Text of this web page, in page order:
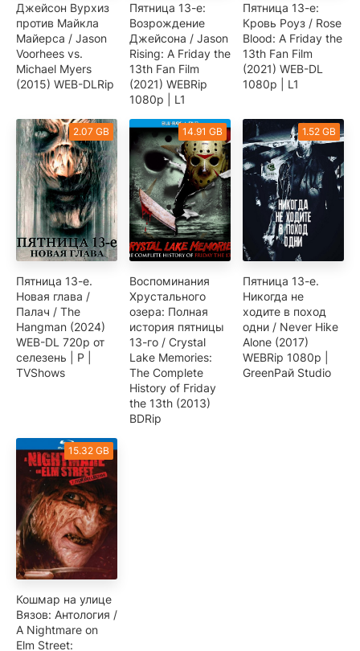
Джейсон Вурхиз
против Майкла
Майерса / Jason
Voorhees vs.
Michael Myers
(2015) WEB-DLRip
Пятница 13-е:
Возрождение
Джейсона / Jason
Rising: A Friday the
13th Fan Film
(2021) WEBRip
1080p | L1
Пятница 13-е:
Кровь Роуз / Rose
Blood: A Friday the
13th Fan Film
(2021) WEB-DL
1080p | L1
2.07 GB
Пятница 13-е.
Новая глава /
Палач / The
Hangman (2024)
WEB-DL 720p от
селезень | P |
TVShows
14.91 GB
Воспоминания
Хрустального
озера: Полная
история пятницы
13-го / Crystal
Lake Memories:
The Complete
History of Friday
the 13th (2013)
BDRip
1.52 GB
Пятница 13-е.
Никогда не
ходите в поход
одни / Never Hike
Alone (2017)
WEBRip 1080p |
GreenРай Studio
15.32 GB
Кошмар на улице
Вязов: Антология /
A Nightmare on
Elm Street: